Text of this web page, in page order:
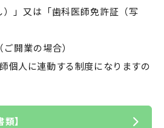
）」又は「歯科医師免許証（写
開業の場合）
個人に連動する制度になりますの
】